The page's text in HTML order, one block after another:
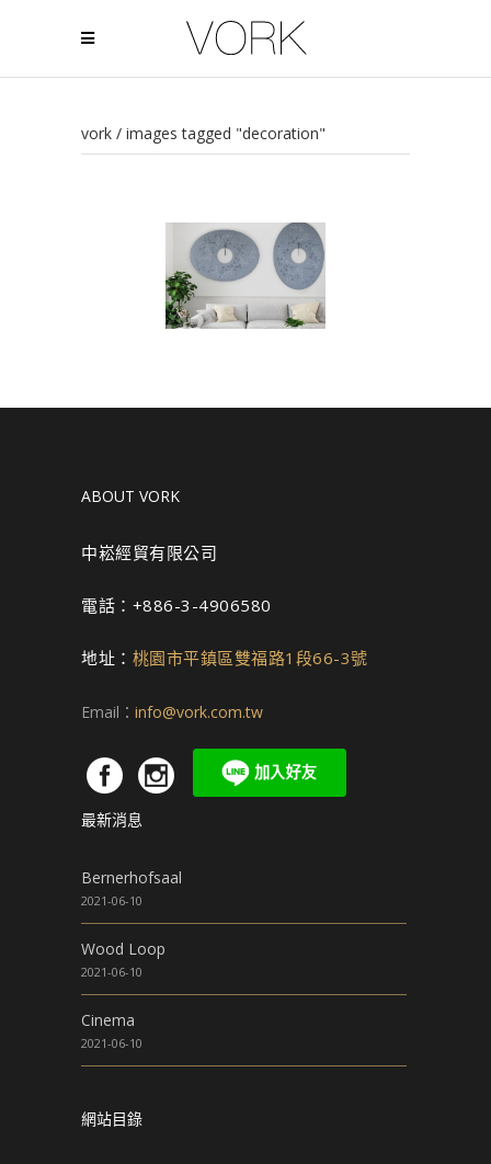
vork / images tagged "decoration"
ABOUT VORK
中崧經貿有限公司
電話：+886-3-4906580
地址： 桃園市平鎮區雙福路1段66-3號
Email： info@vork.com.tw
最新消息
Bernerhofsaal
2021-06-10
Wood Loop
2021-06-10
Cinema
2021-06-10
網站目錄